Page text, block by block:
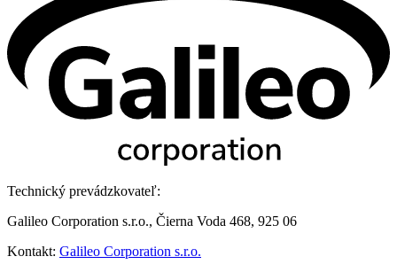
Technický prevádzkovateľ:
Galileo Corporation s.r.o., Čierna Voda 468, 925 06
Kontakt: Galileo Corporation s.r.o.